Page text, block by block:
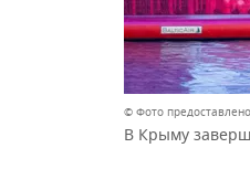
© Фото
В Крыму